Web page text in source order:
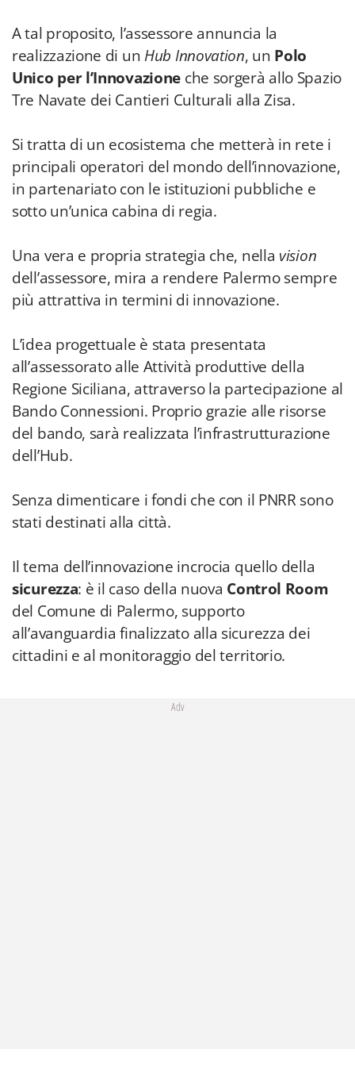
A tal proposito, l’assessore annuncia la
realizzazione di un Hub Innovation, un Polo
Unico per l’Innovazione che sorgerà allo Spazio
Tre Navate dei Cantieri Culturali alla Zisa.
Si tratta di un ecosistema che metterà in rete i
principali operatori del mondo dell’innovazione,
in partenariato con le istituzioni pubbliche e
sotto un’unica cabina di regia.
Una vera e propria strategia che, nella vision
dell’assessore, mira a rendere Palermo sempre
più attrattiva in termini di innovazione.
L’idea progettuale è stata presentata
all’assessorato alle Attività produttive della
Regione Siciliana, attraverso la partecipazione al
Bando Connessioni. Proprio grazie alle risorse
del bando, sarà realizzata l’infrastrutturazione
dell’Hub.
Senza dimenticare i fondi che con il PNRR sono
stati destinati alla città.
Il tema dell’innovazione incrocia quello della
sicurezza: è il caso della nuova Control Room
del Comune di Palermo, supporto
all’avanguardia finalizzato alla sicurezza dei
cittadini e al monitoraggio del territorio.
Adv